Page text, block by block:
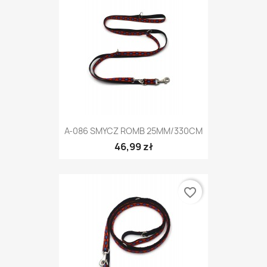
A-086 SMYCZ ROMB 25MM/330CM
46,99 zł
favorite_border